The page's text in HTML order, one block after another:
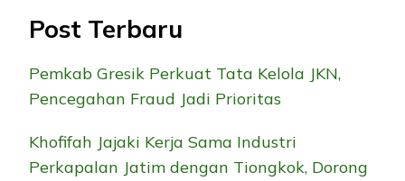
Post Terbaru
Pemkab Gresik Perkuat Tata Kelola JKN,
Pencegahan Fraud Jadi Prioritas
Khofifah Jajaki Kerja Sama Industri
Perkapalan Jatim dengan Tiongkok, Dorong